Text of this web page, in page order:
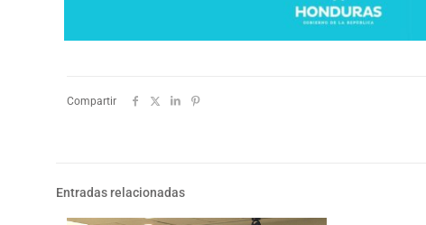
Compartir
Entradas relacionadas